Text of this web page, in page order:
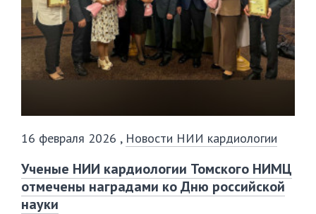
16 февраля 2026 , Новости НИИ кардиологии
Ученые НИИ кардиологии Томского НИМЦ
отмечены наградами ко Дню российской
науки